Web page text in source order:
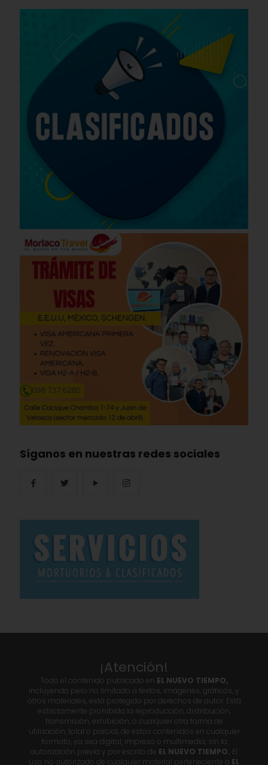
Síganos en nuestras redes sociales
¡Atención!
Todo el contenido publicado en EL NUEVO TIEMPO,
incluyendo pero no limitado a textos, imágenes, gráficos, y
otros materiales, está protegido por derechos de autor. Está
estrictamente prohibida la reproducción, distribución,
transmisión, exhibición, o cualquier otra forma de
utilización, total o parcial, de estos contenidos en cualquier
formato, ya sea digital, impreso o multimedia, sin la
autorización previa y por escrito de EL NUEVO TIEMPO. El
uso no autorizado de cualquier material perteneciente a EL